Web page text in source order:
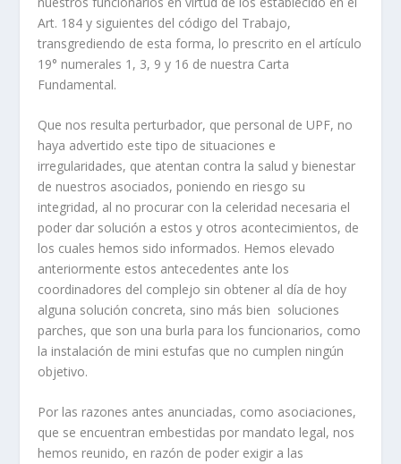
Art. 184 y siguientes del código del Trabajo,
transgrediendo de esta forma, lo prescrito en el artículo
19° numerales 1, 3, 9 y 16 de nuestra Carta
Fundamental.
Que nos resulta perturbador, que personal de UPF, no
haya advertido este tipo de situaciones e
irregularidades, que atentan contra la salud y bienestar
de nuestros asociados, poniendo en riesgo su
integridad, al no procurar con la celeridad necesaria el
poder dar solución a estos y otros acontecimientos, de
los cuales hemos sido informados. Hemos elevado
anteriormente estos antecedentes ante los
coordinadores del complejo sin obtener al día de hoy
alguna solución concreta, sino más bien soluciones
parches, que son una burla para los funcionarios, como
la instalación de mini estufas que no cumplen ningún
objetivo.
Por las razones antes anunciadas, como asociaciones,
que se encuentran embestidas por mandato legal, nos
hemos reunido, en razón de poder exigir a las